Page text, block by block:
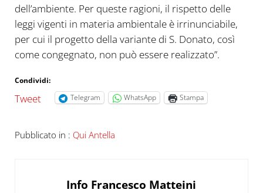
dell’ambiente. Per queste ragioni, il rispetto delle
leggi vigenti in materia ambientale è irrinunciabile,
per cui il progetto della variante di S. Donato, così
come congegnato, non può essere realizzato”.
Condividi:
Tweet Telegram WhatsApp Stampa
Pubblicato in : Qui Antella
Info Francesco Matteini